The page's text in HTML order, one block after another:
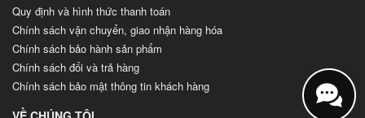
Quy định và hình thức thanh toán
Chính sách vận chuyển, giao nhận hàng hóa
Chính sách bảo hành sản phẩm
Chính sách đổi và trả hàng
Chính sách bảo mật thông tin khách hàng